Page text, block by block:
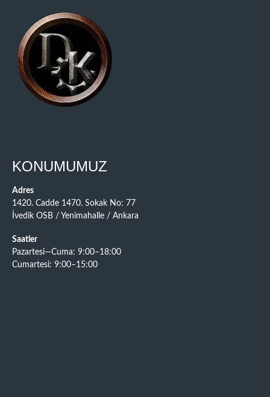
KONUMUMUZ
Adres
1420. Cadde 1470. Sokak No: 77
İvedik OSB / Yenimahalle / Ankara
Saatler
Pazartesi—Cuma: 9:00–18:00
Cumartesi: 9:00–15:00